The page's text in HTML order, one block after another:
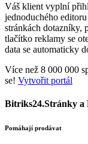
Váš klient vyplní
jednoduchého
stránkách dotazníky,
tlačítko reklamy se
data se automaticky
Více než 8 000 000
se! Vytvořit portál
Bitriks24.Stránky a
Pomáhají prodávat